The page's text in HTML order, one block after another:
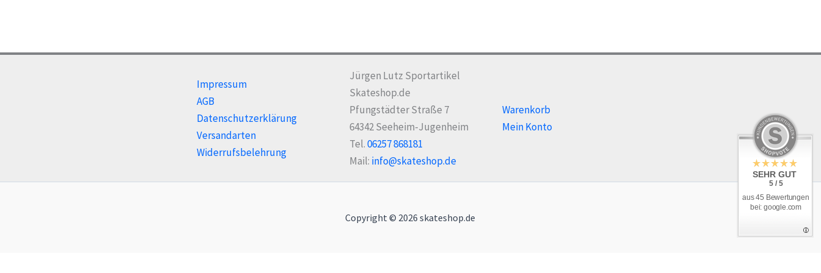
Impressum
AGB
Datenschutzerklärung
Versandarten
Widerrufsbelehrung
Jürgen Lutz Sportartikel
Skateshop.de
Pfungstädter Straße 7
64342 Seeheim-Jugenheim
Tel.06257 868181
Mail: info@skateshop.de
Warenkorb
Mein Konto
Copyright © 2026 skateshop.de
SEHR GUT
5 / 5
aus 45 Bewertungen
bei: google.com